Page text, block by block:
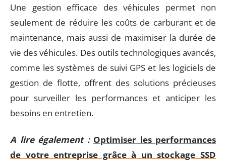
Une gestion efficace des véhicules permet non
seulement de réduire les coûts de carburant et de
maintenance, mais aussi de maximiser la durée de
vie des véhicules. Des outils technologiques avancés,
comme les systèmes de suivi GPS et les logiciels de
gestion de flotte, offrent des solutions précieuses
pour surveiller les performances et anticiper les
besoins en entretien.
A lire également : Optimiser les performances
de votre entreprise grâce à un stockage SSD